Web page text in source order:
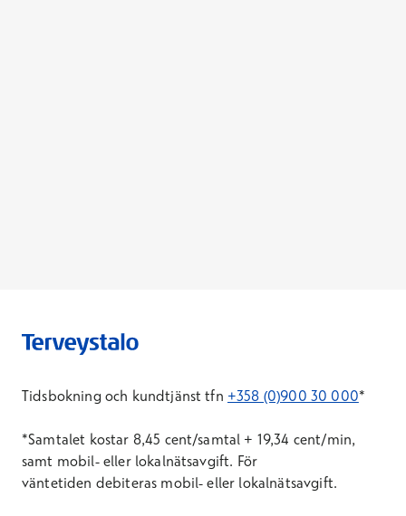
Tidsbokning och kundtjänst tfn +358 (0)900 30 000*
*Samtalet kostar 8,45 cent/samtal + 19,34 cent/min,
samt mobil- eller lokalnätsavgift. För
väntetiden debiteras mobil- eller lokalnätsavgift.